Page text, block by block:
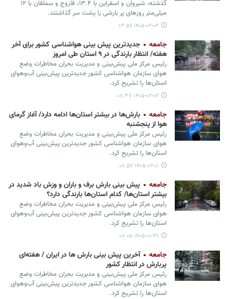
گذشته، شیروان و اسفراین با ۱۳.۴، فاروج و سملقان با ۱۲
میلی‌متر روزهای پر بارشی را پشت سر گذاشتند.
۱۴۰۵-۰۲-۰۲ ۱۳:۵۶
جامعه
جدیدترین پیش بینی هواشناسی کشور برای آخر
هفته/ انتظار بارندگی در ۹ استان طی امروز
رئیس مرکز ملی پیش‌بینی و مدیریت بحران مخاطرات وضع
هوای سازمان هواشناسی کشور جدیدترین پیش‌بینی آب‌وهوای
استان‌ها را تشریح کرد.
۱۴۰۵-۰۲-۰۲ ۰۸:۳۷
جامعه
بارش‌ها در بیشتر استان‌ها ادامه دارد/ آغاز گرمای
هوا از پنجشنبه
رئیس مرکز ملی پیش‌بینی و مدیریت بحران مخاطرات وضع
هوای سازمان هواشناسی کشور جدیدترین پیش‌بینی آب‌وهوای
استان‌ها را تشریح کرد.
۱۴۰۵-۰۲-۰۱ ۰۸:۵۷
جامعه
پیش بینی بارش برف و باران و وزش باد شدید در
بیشتر استان‌ها/ کدام استان‌ها بارندگی‌ دارد؟
رئیس مرکز ملی پیش‌بینی و مدیریت بحران مخاطرات وضع
هوای سازمان هواشناسی کشور جدیدترین پیش‌بینی آب‌وهوای
استان‌ها را تشریح کرد.
۱۴۰۵-۰۱-۳۱ ۰۸:۰۵
جامعه
آخرین پیش بینی بارش ها در ایران / هفته‌ای
پربارش در انتظار کشور
رئیس مرکز ملی پیش‌بینی و مدیریت بحران مخاطرات وضع
هوای سازمان هواشناسی کشور جدیدترین پیش‌بینی آب‌وهوای
استان‌ها را تشریح کرد.